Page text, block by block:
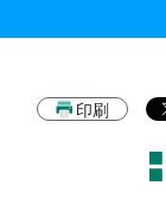
印刷